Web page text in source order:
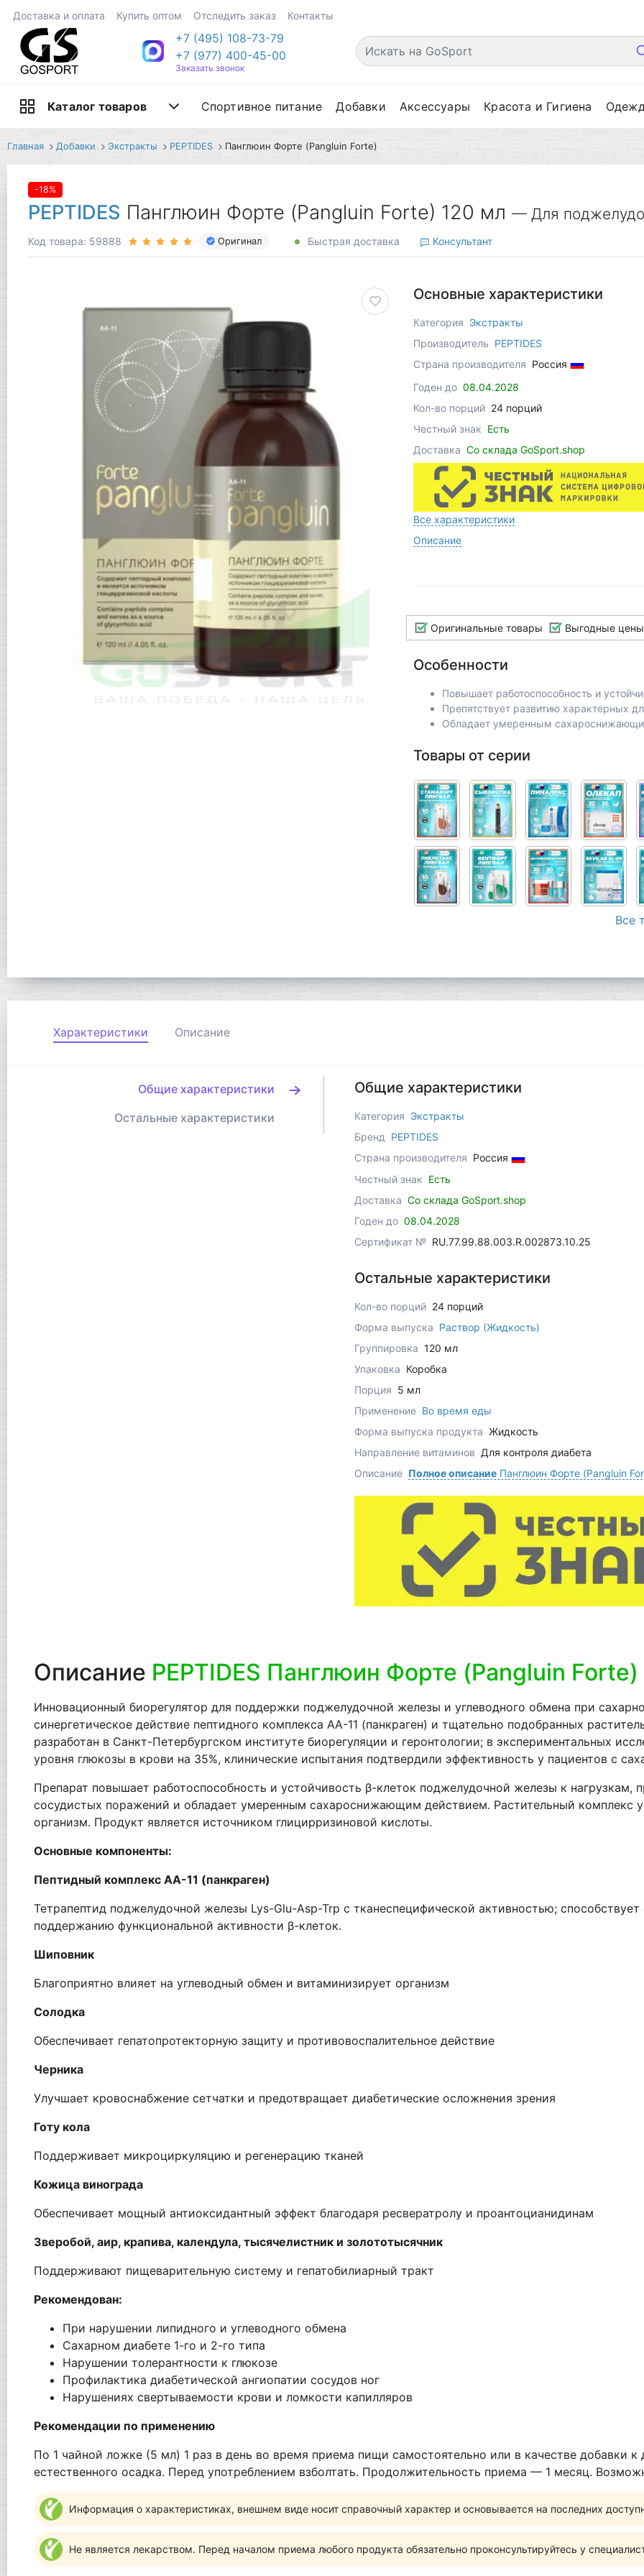
Доставка и оплата Купить оптом Отследить заказ Контакты
+7 (495) 108-73-79
+7 (977) 400-45-00
Заказать звонок
Каталог товаров Спортивное питание Добавки Аксессуары Красота и Гигиена
Главная Добавки Экстракты PEPTIDES Панглюин Форте (Pangluin Forte)
-18%
PEPTIDES Панглюин Форте (Pangluin Forte) 120 мл — Для
Код товара: 59888 Оригинал Быстрая доставка Консультант
Основные характеристики
Категория Экстракты
Производитель PEPTIDES
Страна производителя Россия
Годен до 08.04.2028
Кол-во порций 24 порций
Честный знак Есть
Доставка Со склада GoSport.shop
Все характеристики
Описание
Оригинальные товары Выгодные цены
Особенности
Повышает работоспособность и
Препятствует развитию характерных
Обладает умеренным
Товары от серии
Все
Характеристики Описание
Общие характеристики
Остальные характеристики
Общие характеристики
Категория Экстракты
Бренд
PEPTIDES
Страна производителя Россия
Честный знак Есть
Доставка Со склада GoSport.shop
Годен до 08.04.2028
Сертификат № RU.77.99.88.003.R.002873.10.25
Остальные характеристики
Кол-во порций 24 порций
Форма выпуска Раствор (Жидкость)
Группировка 120 мл
Упаковка Коробка
Порция 5 мл
Применение Во время еды
Форма выпуска продукта Жидкость
Направление витаминов Для контроля диабета
Описание Полное описаниеПанглюин Форте (Pangluin
Описание PEPTIDES Панглюин Форте (Pangluin Forte)
Инновационный биорегулятор для поддержки поджелудочной железы и углеводного обмена при
синергетическое действие пептидного комплекса АА-11 (панкраген) и тщательно подобранных
разработан в Санкт-Петербургском институте биорегуляции и геронтологии; в экспериментальных
уровня глюкозы в крови на 35%, клинические испытания подтвердили эффективность у пациентов с
Препарат повышает работоспособность и устойчивость β-клеток поджелудочной железы к нагрузкам,
сосудистых поражений и обладает умеренным сахароснижающим действием. Растительный комплекс
организм. Продукт является источником глицирризиновой кислоты.
Основные компоненты:
Пептидный комплекс АА-11 (панкраген)
Тетрапептид поджелудочной железы Lys-Glu-Asp-Trp с тканеспецифической активностью;
поддержанию функциональной активности β-клеток.
Шиповник
Благоприятно влияет на углеводный обмен и витаминизирует организм
Солодка
Обеспечивает гепатопротекторную защиту и противовоспалительное действие
Черника
Улучшает кровоснабжение сетчатки и предотвращает диабетические осложнения зрения
Готу кола
Поддерживает микроциркуляцию и регенерацию тканей
Кожица винограда
Обеспечивает мощный антиоксидантный эффект благодаря ресвератролу и проантоцианидинам
Зверобой, аир, крапива, календула, тысячелистник и золототысячник
Поддерживают пищеварительную систему и гепатобилиарный тракт
Рекомендован:
При нарушении липидного и углеводного обмена
Сахарном диабете 1-го и 2-го типа
Нарушении толерантности к глюкозе
Профилактика диабетической ангиопатии сосудов ног
Нарушениях свертываемости крови и ломкости капилляров
Рекомендации по применению
По 1 чайной ложке (5 мл) 1 раз в день во время приема пищи самостоятельно или в качестве добавки к
естественного осадка. Перед употреблением взболтать. Продолжительность приема — 1 месяц.
Информация о характеристиках, внешнем виде носит справочный характер и основывается на последних
Не является лекарством. Перед началом приема любого продукта обязательно проконсультируйтесь у